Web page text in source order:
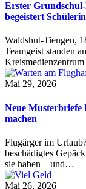
Erster
begeistert
Waldshut-Tiengen,
Teamgeist standen
Mai 29, 2026
Neue Musterbriefe
machen
Flugärger im
beschädigtes
sie haben – und…
Mai 26, 2026